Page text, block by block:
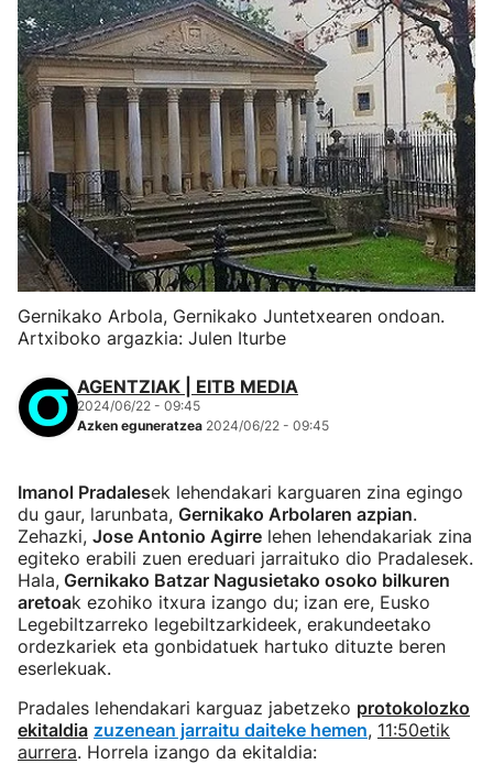
Gernikako Arbola, Gernikako Juntetxearen ondoan.
Artxiboko argazkia: Julen Iturbe
AGENTZIAK | EITB MEDIA
2024/06/22 - 09:45
Azken eguneratzea 2024/06/22 - 09:45
Imanol Pradalesek lehendakari karguaren zina egingo
du gaur, larunbata, Gernikako Arbolaren azpian.
Zehazki, Jose Antonio Agirre lehen lehendakariak zina
egiteko erabili zuen ereduari jarraituko dio Pradalesek.
Hala, Gernikako Batzar Nagusietako osoko bilkuren
aretoak ezohiko itxura izango du; izan ere, Eusko
Legebiltzarreko legebiltzarkideek, erakundeetako
ordezkariek eta gonbidatuek hartuko dituzte beren
eserlekuak.
Pradales lehendakari karguaz jabetzeko protokolozko
ekitaldia zuzenean jarraitu daiteke hemen, 11:50etik
aurrera. Horrela izango da ekitaldia: